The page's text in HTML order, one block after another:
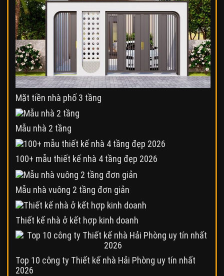
Mặt tiền nhà phố 3 tầng
Mẫu nhà 2 tầng
100+ mẫu thiết kế nhà 4 tầng đẹp 2026
Mẫu nhà vuông 2 tầng đơn giản
Thiết kế nhà ở kết hợp kinh doanh
Top 10 công ty Thiết kế nhà Hải Phòng uy tín nhất
2026